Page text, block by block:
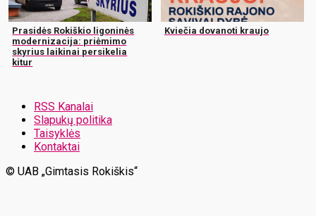
Prasidės Rokiškio ligoninės
modernizacija: priėmimo
skyrius laikinai persikelia
kitur
Kviečia dovanoti kraujo
RSS Kanalai
Slapukų politika
Taisyklės
Kontaktai
© UAB „Gimtasis Rokiškis“